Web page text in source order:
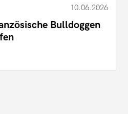
10.06.2026
Bulldoggen